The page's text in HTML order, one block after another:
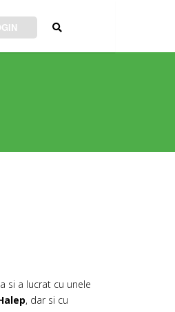
si a lucrat cu unele
, dar si cu